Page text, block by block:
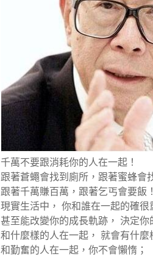
千萬不要跟消耗你的人在一起！
跟著蒼蠅會找到廁所，跟著蜜蜂會
跟著千萬賺百萬，跟著乞丐會要飯！
現實生活中， 你和誰在一起的確很
甚至能改變你的成長軌跡， 決定你
和什麼樣的人在一起， 就會有什麼
和勤奮的人在一起，你不會懶惰；